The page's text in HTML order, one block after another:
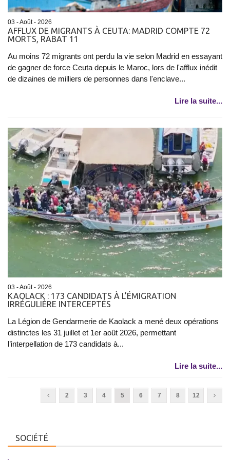
03 - Août - 2026
AFFLUX DE MIGRANTS À CEUTA: MADRID COMPTE 72
MORTS, RABAT 11
Au moins 72 migrants ont perdu la vie selon Madrid en essayant
de gagner de force Ceuta depuis le Maroc, lors de l'afflux inédit
de dizaines de milliers de personnes dans l'enclave...
Lire la suite...
03 - Août - 2026
KAOLACK : 173 CANDIDATS À L’ÉMIGRATION
IRRÉGULIÈRE INTERCEPTÉS
La Légion de Gendarmerie de Kaolack a mené deux opérations
distinctes les 31 juillet et 1er août 2026, permettant
l’interpellation de 173 candidats à...
Lire la suite...
2 3 4 5 6 7 8 12
SOCIÉTÉ